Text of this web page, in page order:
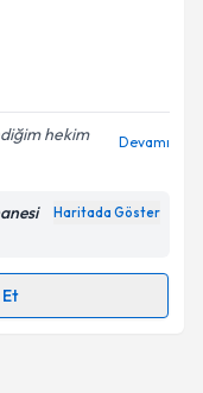
e-posta ile
belirtilen
hekim
Devamı
Haritada Göster